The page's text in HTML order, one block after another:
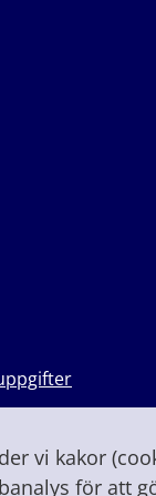
vi kakor
för att
relation?